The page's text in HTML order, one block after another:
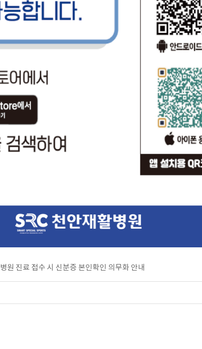
병원 진료 접수 시 신분증 본인확인 의무화 안내